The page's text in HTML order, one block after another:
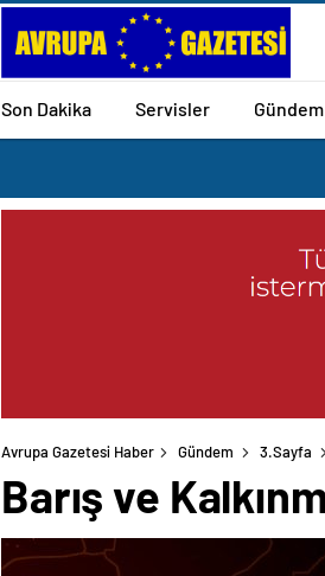
Son Dakika Servisler Gündem
Avrupa Gazetesi Haber Gündem 3.Sayfa
Barış ve